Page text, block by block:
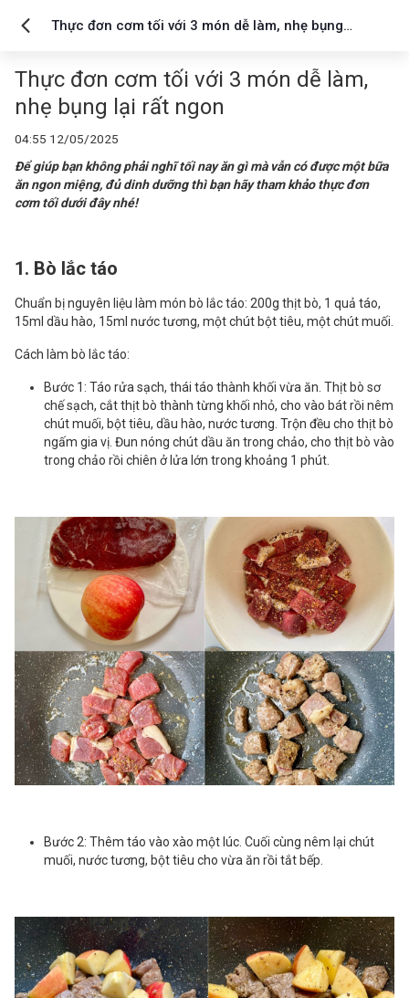
Thực đơn cơm tối với 3 món dễ làm, nhẹ bụng
Thực đơn cơm tối với 3 món dễ làm,
nhẹ bụng lại rất ngon
04:55 12/05/2025
Để giúp bạn không phải nghĩ tối nay ăn gì mà vẫn có được một bữa
ăn ngon miệng, đủ dinh dưỡng thì bạn hãy tham khảo thực đơn
cơm tối dưới đây nhé!
1. Bò lắc táo
Chuẩn bị nguyên liệu làm món bò lắc táo: 200g thịt bò, 1 quả táo,
15ml dầu hào, 15ml nước tương, một chút bột tiêu, một chút muối.
Cách làm bò lắc táo:
Bước 1: Táo rửa sạch, thái táo thành khối vừa ăn. Thịt bò sơ
chế sạch, cắt thịt bò thành từng khối nhỏ, cho vào bát rồi nêm
chút muối, bột tiêu, dầu hào, nước tương. Trộn đều cho thịt bò
ngấm gia vị. Đun nóng chút dầu ăn trong chảo, cho thịt bò vào
trong chảo rồi chiên ở lửa lớn trong khoảng 1 phút.
Bước 2: Thêm táo vào xào một lúc. Cuối cùng nêm lại chút
muối, nước tương, bột tiêu cho vừa ăn rồi tắt bếp.